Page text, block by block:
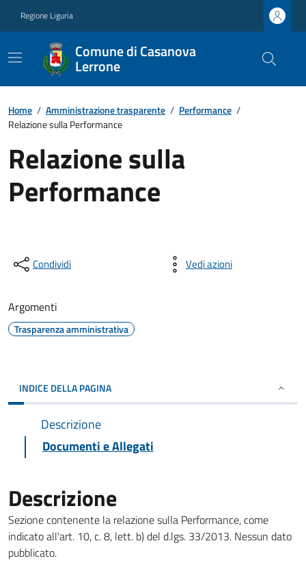
Regione Liguria
Comune di Casanova
Lerrone
Home / Amministrazione trasparente / Performance /
Relazione sulla Performance
Relazione sulla
Performance
Condividi Vedi azioni
Argomenti
Trasparenza amministrativa
INDICE DELLA PAGINA
Descrizione
Documenti e Allegati
Descrizione
Sezione contenente la relazione sulla Performance, come
indicato all'art. 10, c. 8, lett. b) del d.lgs. 33/2013. Nessun dato
pubblicato.